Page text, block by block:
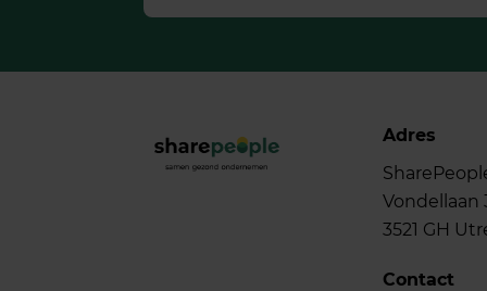
Adres
Vondellaan
3521 GH
Contact